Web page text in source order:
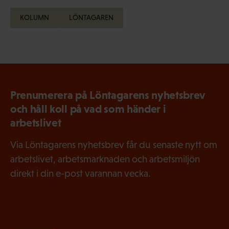
KOLUMN LÖNTAGAREN
Prenumerera på Löntagarens nyhetsbrev
och håll koll på vad som händer i
arbetslivet
Via Löntagarens nyhetsbrev får du senaste nytt om
arbetslivet, arbetsmarknaden och arbetsmiljön
direkt i din e-post varannan vecka.